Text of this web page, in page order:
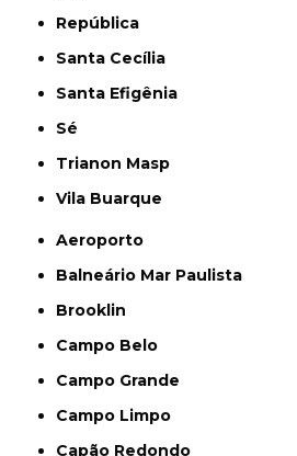
República
Santa Cecília
Santa Efigênia
Sé
Trianon Masp
Vila Buarque
Aeroporto
Balneário Mar Paulista
Brooklin
Campo Belo
Campo Grande
Campo Limpo
Capão Redondo